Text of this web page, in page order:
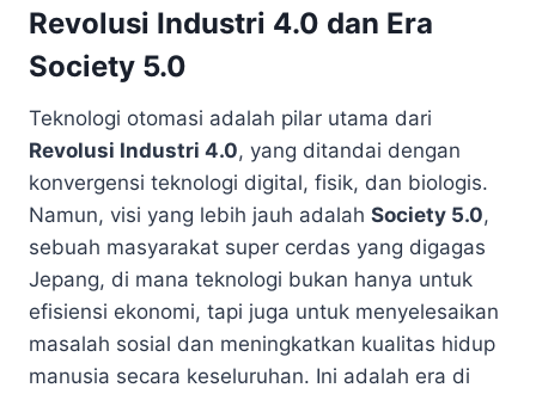
Revolusi Industri 4.0 dan Era
Society 5.0
Teknologi otomasi adalah pilar utama dari
Revolusi Industri 4.0, yang ditandai dengan
konvergensi teknologi digital, fisik, dan biologis.
Namun, visi yang lebih jauh adalah Society 5.0,
sebuah masyarakat super cerdas yang digagas
Jepang, di mana teknologi bukan hanya untuk
efisiensi ekonomi, tapi juga untuk menyelesaikan
masalah sosial dan meningkatkan kualitas hidup
manusia secara keseluruhan. Ini adalah era di